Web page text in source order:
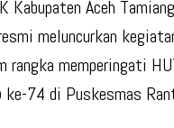
Kabupaten Aceh
meluncurkan
rangka memperingati
ke-74 di Puskesmas